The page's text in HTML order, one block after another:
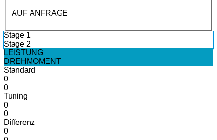
AUF ANFRAGE
Stage 1
Stage 2
LEISTUNG
DREHMOMENT
Standard
0
0
Tuning
0
0
Differenz
0